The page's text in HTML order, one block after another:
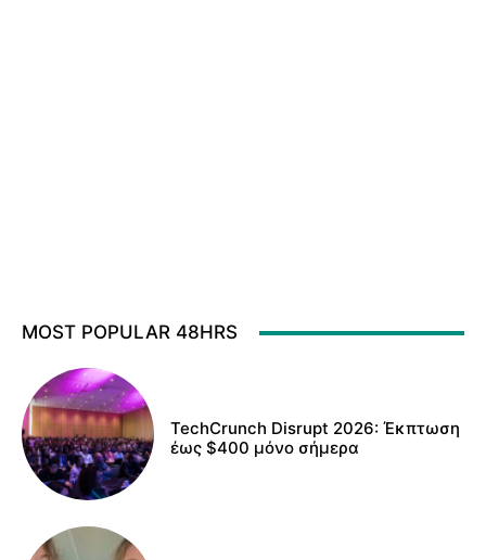
MOST POPULAR 48HRS
TechCrunch Disrupt 2026: Έκπτωση
έως $400 μόνο σήμερα